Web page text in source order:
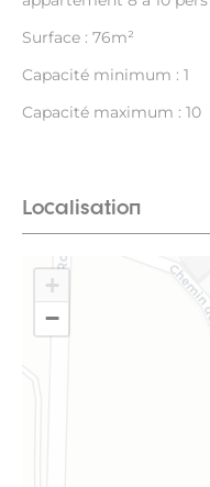
Surface : 76m²
Capacité minimum : 1
Capacité maximum : 10
Localisation
+
−